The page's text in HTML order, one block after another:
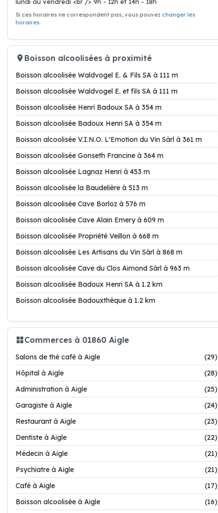
Si ces horaires ne correspondent pas, vous pouvez changer les
horaires.
Boisson alcoolisées à proximité
Boisson alcoolisée Waldvogel E. & Fils SA à 111 m
Boisson alcoolisée Waldvogel E. et fils SA à 111 m
Boisson alcoolisée Henri Badoux SA à 354 m
Boisson alcoolisée Badoux Henri SA à 354 m
Boisson alcoolisée V.I.N.O. L'Emotion du Vin Sàrl à 361 m
Boisson alcoolisée Gonseth Francine à 364 m
Boisson alcoolisée Lagnaz Henri à 453 m
Boisson alcoolisée la Baudelière à 513 m
Boisson alcoolisée Cave Borloz à 576 m
Boisson alcoolisée Cave Alain Emery à 609 m
Boisson alcoolisée Propriété Veillon à 668 m
Boisson alcoolisée Les Artisans du Vin Sàrl à 868 m
Boisson alcoolisée Cave du Clos Aimond Sàrl à 963 m
Boisson alcoolisée Badoux Henri SA à 1.2 km
Boisson alcoolisée Badouxthèque à 1.2 km
Commerces à 01860 Aigle
Salons de thé café à Aigle
(29)
Hôpital à Aigle
(28)
Administration à Aigle
(25)
Garagiste à Aigle
(24)
Restaurant à Aigle
(23)
Dentiste à Aigle
(22)
Médecin à Aigle
(21)
Psychiatre à Aigle
(21)
Café à Aigle
(17)
Boisson alcoolisée à Aigle
(16)